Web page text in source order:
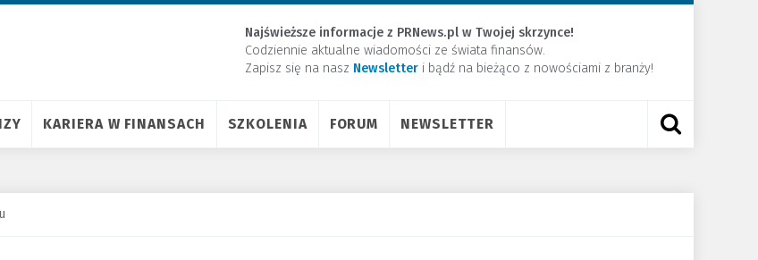
Najświeższe informacje z PRNews.pl w Twojej skrzynce!
Codziennie aktualne wiadomości ze świata finansów.
Zapisz się na nasz Newsletter ​i bądź na bieżąco z nowościami z branży!
KARIERA W FINANSACH SZKOLENIA FORUM NEWSLETTER